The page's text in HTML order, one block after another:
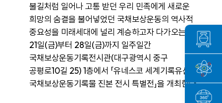
불길처럼 일어나 고통 받던 우리 민족에게 새로운
희망의 숨결을 불어넣었던 국채보상운동의 역사적
중요성을 미래세대에 널리 계승하고자 다가오는
월
21일(금)부터 28일(금)까지 일주일간
국채보상운동기록전시관(대구광역시 중구
공평로10길 25) 1층에서 「유네스코 세계기록유산 등재
국채보상운동기록물 진본 전시 특별전」을 개최한다.